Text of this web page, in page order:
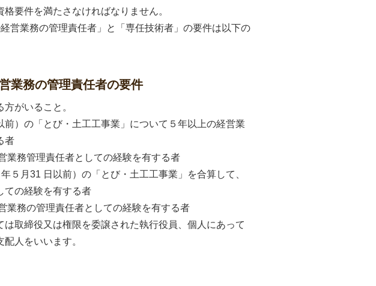
要件を満たさなければなりません。
営業務の管理責任者」と「専任技術者」の要件は以下の
業務の管理責任者の要件
がいること。
）の「とび・土工工事業」について５年以上の経営業
者
務管理責任者としての経験を有する者
５月31 日以前）の「とび・土工工事業」を合算して、
ての経験を有する者
務の管理責任者としての経験を有する者
取締役又は権限を委譲された執行役員、個人にあって
人をいいます。